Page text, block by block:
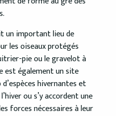
un important lieu de
les oiseaux protégés
pie ou le gravelot à
est également un site
hivernantes et
ou s’y accordent une
forces nécessaires à leur